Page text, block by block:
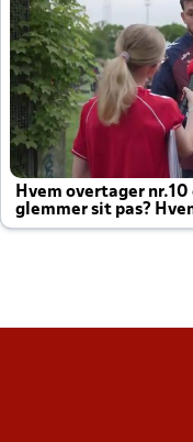
Hvem overtager
glemmer sit pas?
altid til efter kampe?